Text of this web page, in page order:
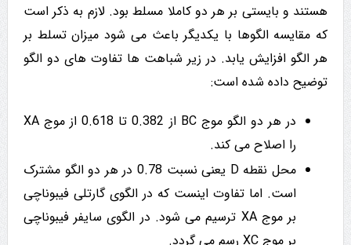
هستند و بایستی بر هر دو کاملا مسلط بود. لازم به ذکر است
که مقایسه الگوها با یکدیگر باعث می شود میزان تسلط بر
هر الگو افزایش یابد. در زیر شباهت ها تفاوت های دو الگو
توضیح داده شده است:
در هر دو الگو موج BC از 0.382 تا 0.618 از موج XA
را اصلاح می کند.
محل نقطه D یعنی نسبت 0.78 در هر دو الگو مشترک
است. اما تفاوت اینست که در الگوی گارتلی فیبوناچی
بر موج XA ترسیم می شود. در الگوی سایفر فیبوناچی
بر موج XC رسم می گردد.